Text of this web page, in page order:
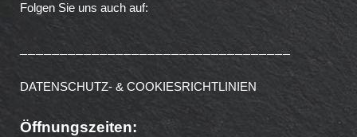
Folgen Sie uns auch auf:
DATENSCHUTZ- & COOKIESRICHTLINIEN
Öffnungszeiten: